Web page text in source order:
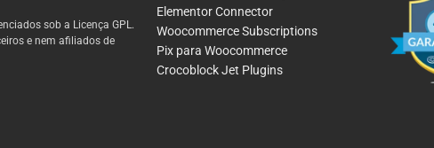
sob a Licença GPL.
e nem afiliados de
Elementor Connector
Woocommerce Subscriptions
Pix para Woocommerce
Crocoblock Jet Plugins